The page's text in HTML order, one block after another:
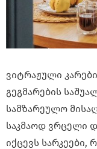
ვიტრაჟული
გეგმარების
სამზარეულო
საკმაოდ ვრცელი
იქცევს